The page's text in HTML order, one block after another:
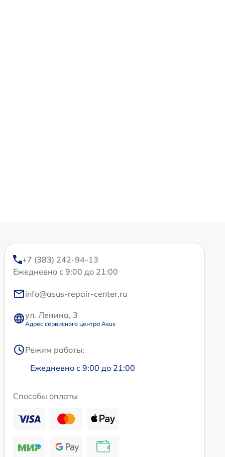
+7 (383) 242-94-13
Ежедневно с 9:00 до 21:00
info@asus-repair-center.ru
ул. Ленина, 3
Адрес сервисного центра Asus
Режим работы:
Ежедневно с 9:00 до 21:00
Способы оплаты